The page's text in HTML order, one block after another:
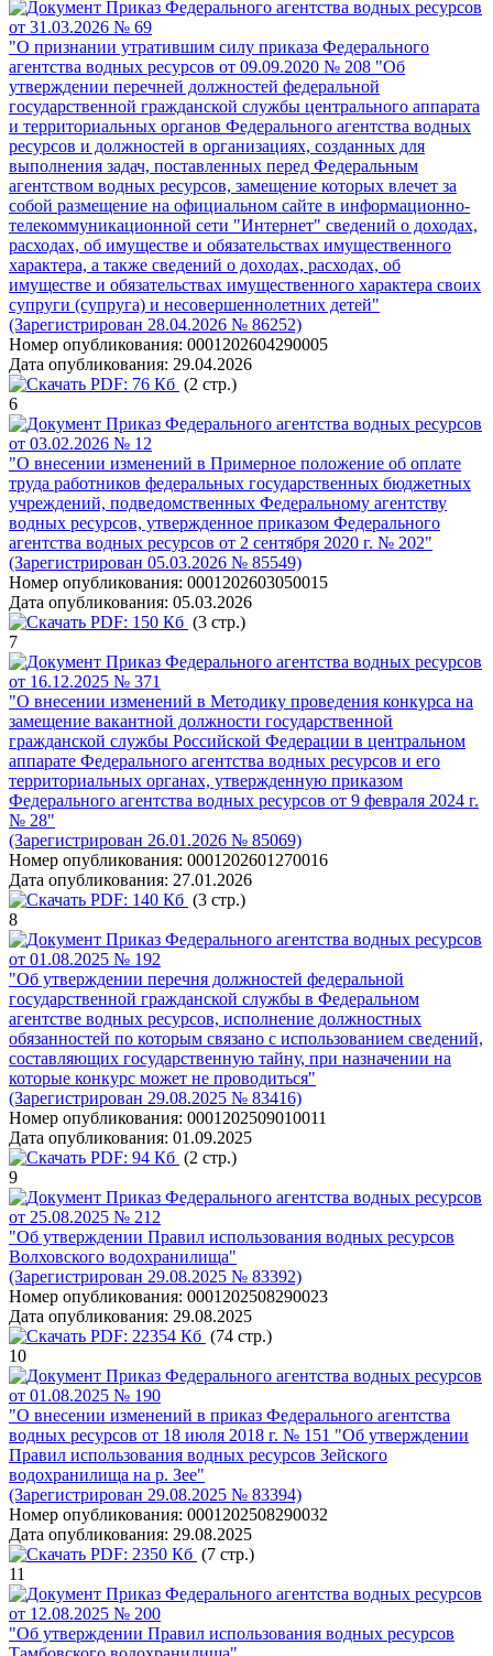
Приказ Федерального агентства водных ресурсов
от 31.03.2026 № 69
"О признании утратившим силу приказа Федерального
агентства водных ресурсов от 09.09.2020 № 208 "Об
утверждении перечней должностей федеральной
государственной гражданской службы центрального аппарата
и территориальных органов Федерального агентства водных
ресурсов и должностей в организациях, созданных для
выполнения задач, поставленных перед Федеральным
агентством водных ресурсов, замещение которых влечет за
собой размещение на официальном сайте в информационно-
телекоммуникационной сети "Интернет" сведений о доходах,
расходах, об имуществе и обязательствах имущественного
характера, а также сведений о доходах, расходах, об
имуществе и обязательствах имущественного характера своих
супруги (супруга) и несовершеннолетних детей"
(Зарегистрирован 28.04.2026 № 86252)
Номер опубликования: 0001202604290005
Дата опубликования: 29.04.2026
PDF: 76 Кб (2 стр.)
6
Приказ Федерального агентства водных ресурсов
от 03.02.2026 № 12
"О внесении изменений в Примерное положение об оплате
труда работников федеральных государственных бюджетных
учреждений, подведомственных Федеральному агентству
водных ресурсов, утвержденное приказом Федерального
агентства водных ресурсов от 2 сентября 2020 г. № 202"
(Зарегистрирован 05.03.2026 № 85549)
Номер опубликования: 0001202603050015
Дата опубликования: 05.03.2026
PDF: 150 Кб (3 стр.)
7
Приказ Федерального агентства водных ресурсов
от 16.12.2025 № 371
"О внесении изменений в Методику проведения конкурса на
замещение вакантной должности государственной
гражданской службы Российской Федерации в центральном
аппарате Федерального агентства водных ресурсов и его
территориальных органах, утвержденную приказом
Федерального агентства водных ресурсов от 9 февраля 2024 г.
№ 28"
(Зарегистрирован 26.01.2026 № 85069)
Номер опубликования: 0001202601270016
Дата опубликования: 27.01.2026
PDF: 140 Кб (3 стр.)
8
Приказ Федерального агентства водных ресурсов
от 01.08.2025 № 192
"Об утверждении перечня должностей федеральной
государственной гражданской службы в Федеральном
агентстве водных ресурсов, исполнение должностных
обязанностей по которым связано с использованием сведений,
составляющих государственную тайну, при назначении на
которые конкурс может не проводиться"
(Зарегистрирован 29.08.2025 № 83416)
Номер опубликования: 0001202509010011
Дата опубликования: 01.09.2025
PDF: 94 Кб (2 стр.)
9
Приказ Федерального агентства водных ресурсов
от 25.08.2025 № 212
"Об утверждении Правил использования водных ресурсов
Волховского водохранилища"
(Зарегистрирован 29.08.2025 № 83392)
Номер опубликования: 0001202508290023
Дата опубликования: 29.08.2025
PDF: 22354 Кб (74 стр.)
10
Приказ Федерального агентства водных ресурсов
от 01.08.2025 № 190
"О внесении изменений в приказ Федерального агентства
водных ресурсов от 18 июля 2018 г. № 151 "Об утверждении
Правил использования водных ресурсов Зейского
водохранилища на р. Зее"
(Зарегистрирован 29.08.2025 № 83394)
Номер опубликования: 0001202508290032
Дата опубликования: 29.08.2025
PDF: 2350 Кб (7 стр.)
11
Приказ Федерального агентства водных ресурсов
от 12.08.2025 № 200
"Об утверждении Правил использования водных ресурсов